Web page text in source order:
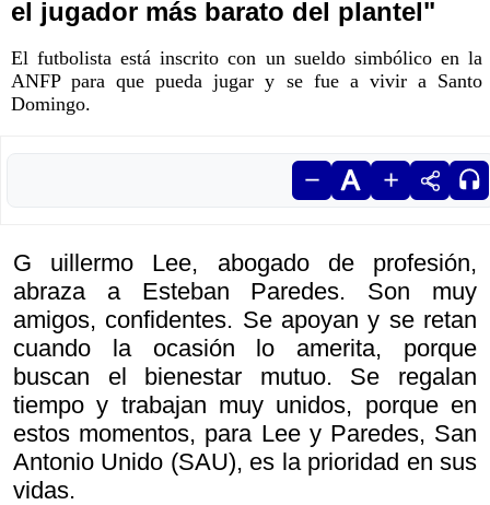
el jugador más barato del plantel"
El futbolista está inscrito con un sueldo simbólico en la
ANFP para que pueda jugar y se fue a vivir a Santo
Domingo.
G uillermo Lee, abogado de profesión,
abraza a Esteban Paredes. Son muy
amigos, confidentes. Se apoyan y se retan
cuando la ocasión lo amerita, porque
buscan el bienestar mutuo. Se regalan
tiempo y trabajan muy unidos, porque en
estos momentos, para Lee y Paredes, San
Antonio Unido (SAU), es la prioridad en sus
vidas.